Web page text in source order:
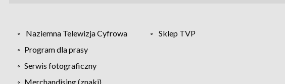
Naziemna Telewizja Cyfrowa
Sklep TVP
Program dla prasy
Serwis fotograficzny
Merchandising (znaki)